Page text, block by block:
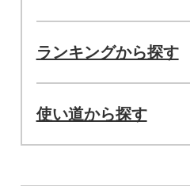
ランキングから探す
使い道から探す